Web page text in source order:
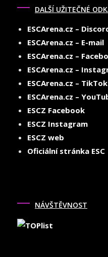
DALŠÍ UŽITEČNÉ
ESCArena.cz –
ESCArena.cz – E-mail
ESCArena.cz –
ESCArena.cz –
ESCArena.cz – TikTok
ESCArena.cz –
ESCZ Facebook
ESCZ Instagram
ESCZ web
Oficiální stránka ESC
NÁVŠTĚVNOST